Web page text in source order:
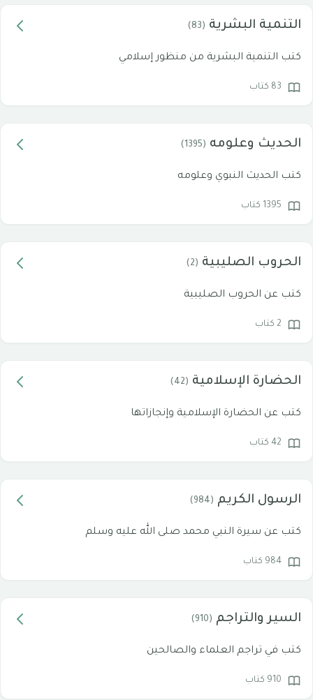
التنمية البشرية (83)
كتب التنمية البشرية من منظور إسلامي
83 كتاب
الحديث وعلومه (1395)
كتب الحديث النبوي وعلومه
1395 كتاب
الحروب الصليبية (2)
كتب عن الحروب الصليبية
2 كتاب
الحضارة الإسلامية (42)
كتب عن الحضارة الإسلامية وإنجازاتها
42 كتاب
الرسول الكريم (984)
كتب عن سيرة النبي محمد صلى الله عليه وسلم
984 كتاب
السير والتراجم (910)
كتب في تراجم العلماء والصالحين
910 كتاب